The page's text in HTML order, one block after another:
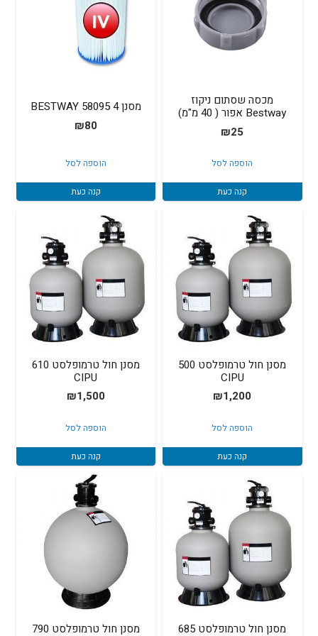
מכסה שסתום ניקוז
Bestway אפור ( 40 מ"מ)
₪25
הוספה לסל
קנה כעת
מסנן 4 58095 BESTWAY
₪80
הוספה לסל
קנה כעת
מסנן חול טרמופלסט 500
CIPU
₪1,200
הוספה לסל
קנה כעת
מסנן חול טרמופלסט 610
CIPU
₪1,500
הוספה לסל
קנה כעת
מסנן חול טרמופלסט 685
מסנן חול טרמופלסט 790